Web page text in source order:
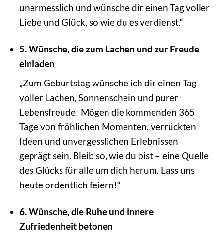
unermesslich und wünsche dir einen Tag voller
Liebe und Glück, so wie du es verdienst.“
5. Wünsche, die zum Lachen und zur Freude
einladen
„Zum Geburtstag wünsche ich dir einen Tag
voller Lachen, Sonnenschein und purer
Lebensfreude! Mögen die kommenden 365
Tage von fröhlichen Momenten, verrückten
Ideen und unvergesslichen Erlebnissen
geprägt sein. Bleib so, wie du bist – eine Quelle
des Glücks für alle um dich herum. Lass uns
heute ordentlich feiern!“
6. Wünsche, die Ruhe und innere
Zufriedenheit betonen